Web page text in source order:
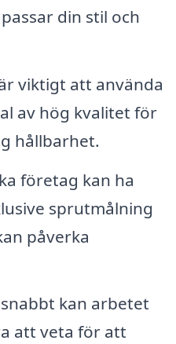
din stil och
viktigt att använda
av hög kvalitet för
hållbarhet.
företag kan ha
sprutmålning
påverka
kan arbetet
att veta för att